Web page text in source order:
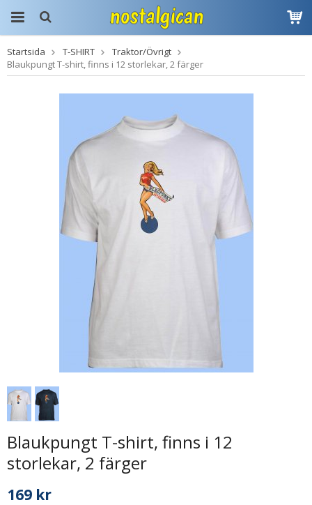
Produkten har blivit
tillagd i varukorgen
Startsida T-SHIRT
Traktor/Övrigt
Blaukpungt T-shirt, finns i 12 storlekar, 2 färger
Blaukpungt T-shirt, finns i 12
storlekar, 2 färger
169 kr